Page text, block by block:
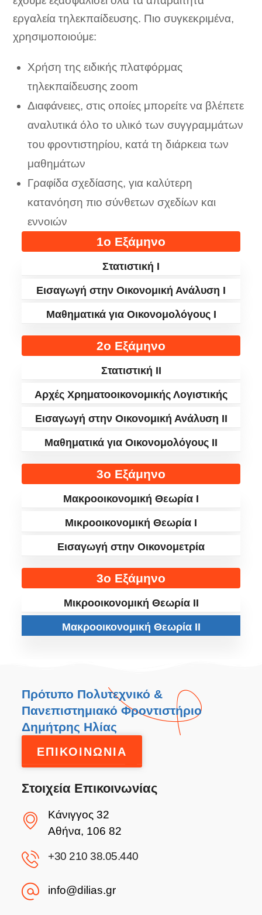
εργαλεία τηλεκπαίδευσης. Πιο συγκεκριμένα,
χρησιμοποιούμε:
Χρήση της ειδικής πλατφόρμας
τηλεκπαίδευσης zoom
Διαφάνειες, στις οποίες μπορείτε να βλέπετε
αναλυτικά όλο το υλικό των συγγραμμάτων
του φροντιστηρίου, κατά τη διάρκεια των
μαθημάτων
Γραφίδα σχεδίασης, για καλύτερη
κατανόηση πιο σύνθετων σχεδίων και
εννοιών
1ο Εξάμηνο
Στατιστική Ι
Εισαγωγή στην Οικονομική Ανάλυση Ι
Μαθηματικά για Οικονομολόγους Ι
2ο Εξάμηνο
Στατιστική II
Αρχές Χρηματοοικονομικής Λογιστικής
Εισαγωγή στην Οικονομική Ανάλυση ΙΙ
Μαθηματικά για Οικονομολόγους ΙΙ
3ο Εξάμηνο
Μακροοικονομική Θεωρία Ι
Μικροοικονομική Θεωρία I
Εισαγωγή στην Οικονομετρία
3ο Εξάμηνο
Μικροοικονομική Θεωρία II
Μακροοικονομική Θεωρία ΙI
Πρότυπο Πολυτεχνικό &
Πανεπιστημιακό Φροντιστήριο
Δημήτρης Ηλίας
ΕΠΙΚΟΙΝΩΝΙΑ
Στοιχεία Επικοινωνίας
Κάνιγγος 32
Αθήνα, 106 82
+30 210 38.05.440
info@dilias.gr